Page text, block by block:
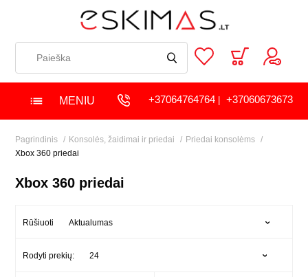
MENIU +37064764764| +37060673673
Pagrindinis Konsolės, žaidimai ir priedai
Priedai konsolėms
Xbox 360 priedai
Xbox 360 priedai
Rūšiuoti Aktualumas
Rodyti prekių: 24